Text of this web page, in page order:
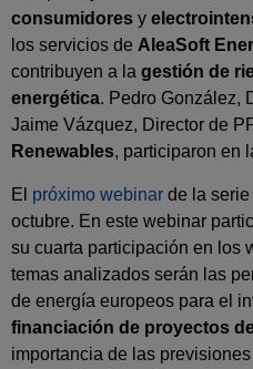
consumidores y
los servicios de AleaSoft
contribuyen a la gestión de
energética. Pedro González,
Jaime Vázquez, Director de
Renewables, participaron en
El próximo webinar de la
octubre. En este webinar
su cuarta participación en los
temas analizados serán las
de energía europeos para el
financiación de proyectos
importancia de las